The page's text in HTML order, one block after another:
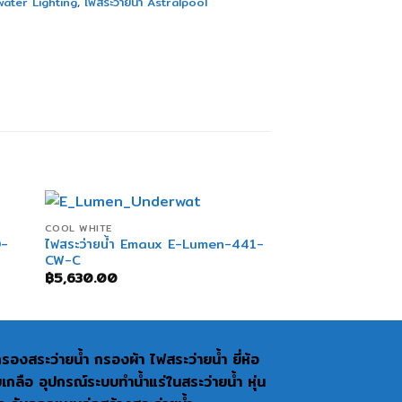
+
COOL WHITE
ไฟสระว่ายน้ำ Emaux E-Lumen-441-
CW-C
฿5,630.00
องสระว่ายน้ำ กรองผ้า ไฟสระว่ายน้ำ ยี่ห้อ
อุปกรณ์ระบบทำน้ำแร่ในสระว่ายน้ำ หุ่น